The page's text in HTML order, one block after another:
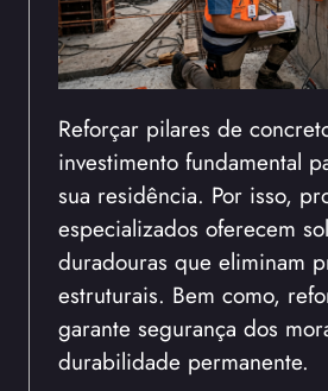
Reforçar pilares de
investimento fundamental
sua residência. Por isso,
especializados oferecem
duradouras que eliminam
estruturais. Bem como,
garante segurança dos
durabilidade permanente.